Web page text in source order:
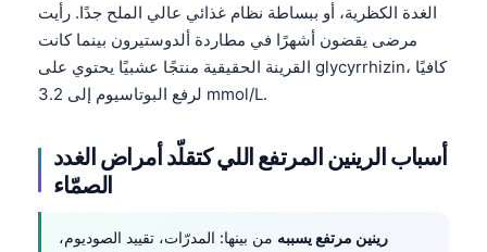
الغدة الكظرية، أو ببساطة نظام غذائي عالي الملح جدًا. رأيت
مرضى يقضون أشهرًا في مطاردة ألدوستيرون بينما كانت
القرينة الحقيقية منتجًا عشبيًا يحتوي على glycyrrhizin، كافيًا
لرفع البوتاسيوم إلى 3.2 mmol/L.
أسباب الرينين المرتفع اللي كتقلّد أمراض الغدد
الصمّاء
رينين مرتفع يسببه من بينها: المدرّات، تقييد الصوديوم،